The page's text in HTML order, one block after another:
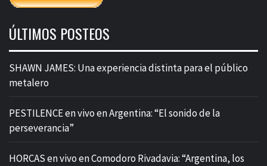
ÚLTIMOS POSTEOS
SHAWN JAMES: Una experiencia distinta para el público
metalero
PESTILENCE en vivo en Argentina: “El sonido de la
perseverancia”
HORCAS en vivo en Comodoro Rivadavia: “Argentina, los